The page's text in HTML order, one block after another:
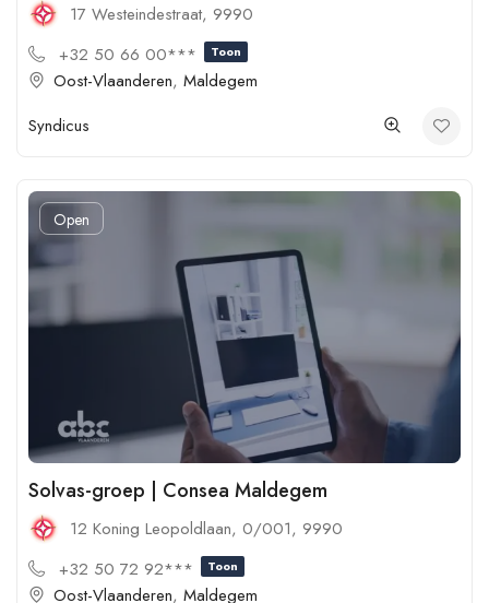
17 Westeindestraat, 9990
+32 50 66 00***
Toon
Oost-Vlaanderen, Maldegem
Syndicus
Open
Solvas-groep | Consea Maldegem
12 Koning Leopoldlaan, 0/001, 9990
+32 50 72 92***
Toon
Oost-Vlaanderen, Maldegem